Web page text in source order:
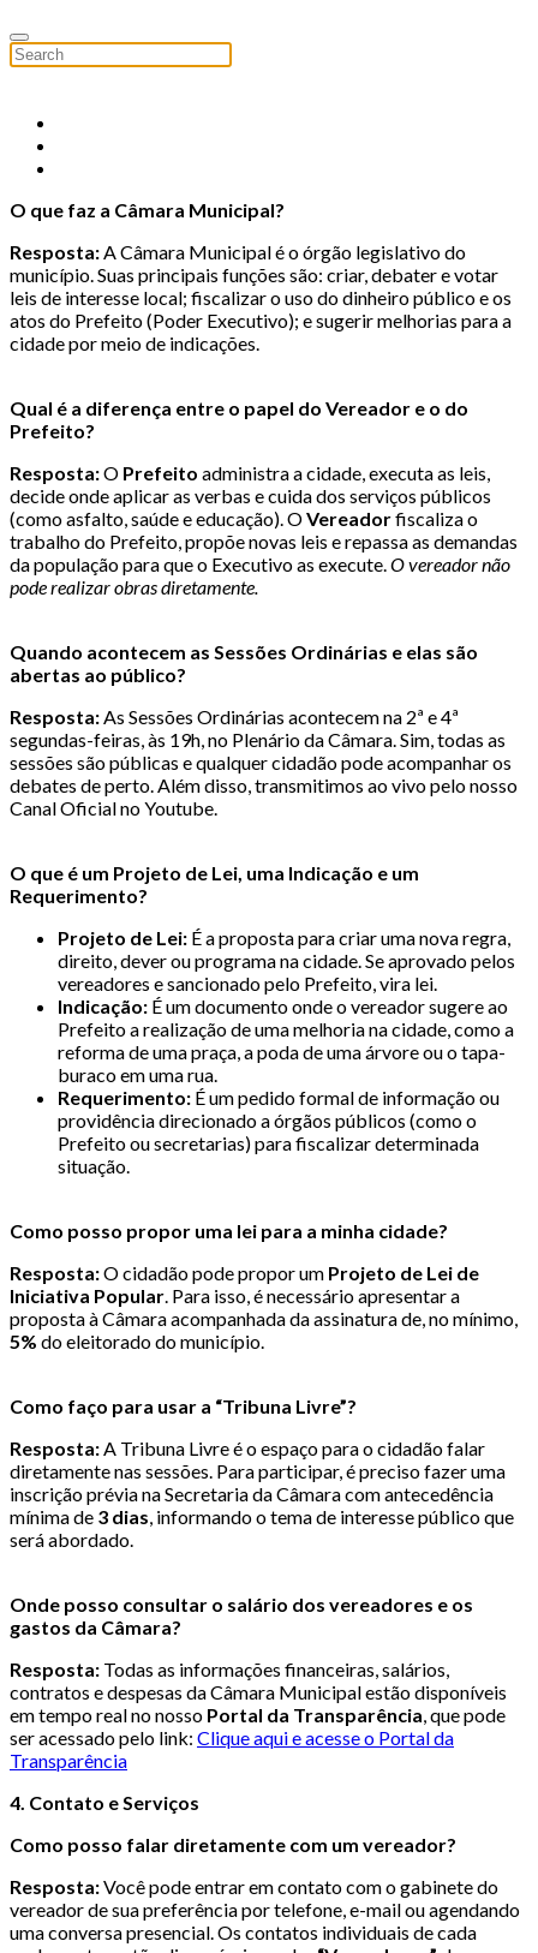
O que faz a Câmara Municipal?
Resposta:A Câmara Municipal é o órgão legislativo do
município. Suas principais funções são: criar, debater e votar
leis de interesse local; fiscalizar o uso do dinheiro público e os
atos do Prefeito (Poder Executivo); e sugerir melhorias para a
cidade por meio de indicações.
Qual é a diferença entre o papel do Vereador e o do
Prefeito?
Resposta:O Prefeito administra a cidade, executa as leis,
decide onde aplicar as verbas e cuida dos serviços públicos
(como asfalto, saúde e educação). OVereadorfiscaliza o
trabalho do Prefeito, propõe novas leis e repassa as demandas
da população para que o Executivo as execute.O vereador não
pode realizar obras diretamente.
Quando acontecem as Sessões Ordinárias e elas são
abertas ao público?
Resposta:As Sessões Ordinárias acontecem na 2ª e 4ª
segundas-feiras, às 19h, no Plenário da Câmara. Sim, todas as
sessões são públicas e qualquer cidadão pode acompanhar os
debates de perto. Além disso, transmitimos ao vivo pelo nosso
Canal Oficial no Youtube.
O que é um Projeto de Lei, uma Indicação e um
Requerimento?
Projeto de Lei: É a proposta para criar uma nova regra,
direito, dever ou programa na cidade. Se aprovado pelos
vereadores e sancionado pelo Prefeito, vira lei.
Indicação: É um documento onde o vereador sugere ao
Prefeito a realização de uma melhoria na cidade, como a
reforma de uma praça, a poda de uma árvore ou o tapa-
buraco em uma rua.
Requerimento: É um pedido formal de informação ou
providência direcionado a órgãos públicos (como o
Prefeito ou secretarias) para fiscalizar determinada
situação.
Como posso propor uma lei para a minha cidade?
Resposta:O cidadão pode propor um Projeto de Lei de
Iniciativa Popular. Para isso, é necessário apresentar a
proposta à Câmara acompanhada da assinatura de, no mínimo,
5% do eleitorado do município.
Como faço para usar a “Tribuna Livre”?
Resposta:A Tribuna Livre é o espaço para o cidadão falar
diretamente nas sessões. Para participar, é preciso fazer uma
inscrição prévia na Secretaria da Câmara com antecedência
mínima de 3 dias, informando o tema de interesse público que
será abordado.
Onde posso consultar o salário dos vereadores e os
gastos da Câmara?
Resposta: Todas as informações financeiras, salários,
contratos e despesas da Câmara Municipal estão disponíveis
em tempo real no nosso Portal da Transparência, que pode
ser acessado pelo link: Clique aqui e acesse o Portal da
Transparência
4. Contato e Serviços
Como posso falar diretamente com um vereador?
Resposta:Você pode entrar em contato com o gabinete do
vereador de sua preferência por telefone, e-mail ou agendando
uma conversa presencial. Os contatos individuais de cada